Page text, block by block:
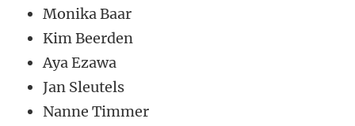
Monika Baar
Kim Beerden
Aya Ezawa
Jan Sleutels
Nanne Timmer